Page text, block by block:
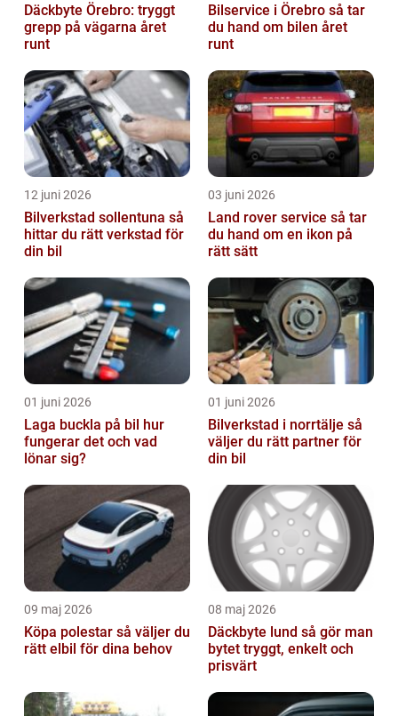
Däckbyte Örebro: tryggt
grepp på vägarna året
runt
Bilservice i Örebro så tar
du hand om bilen året
runt
12 juni 2026
Bilverkstad sollentuna så
hittar du rätt verkstad för
din bil
03 juni 2026
Land rover service så tar
du hand om en ikon på
rätt sätt
01 juni 2026
Laga buckla på bil hur
fungerar det och vad
lönar sig?
01 juni 2026
Bilverkstad i norrtälje så
väljer du rätt partner för
din bil
09 maj 2026
Köpa polestar så väljer du
rätt elbil för dina behov
08 maj 2026
Däckbyte lund så gör man
bytet tryggt, enkelt och
prisvärt